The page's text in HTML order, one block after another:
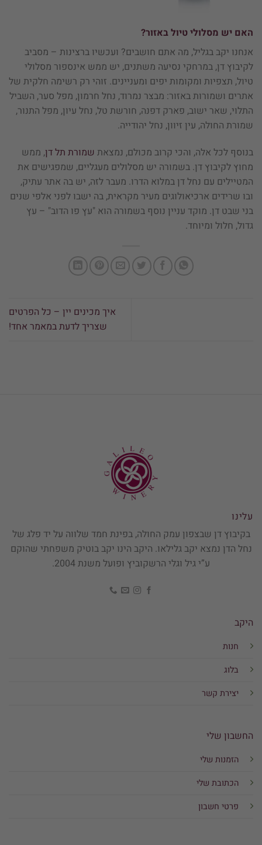
האם יש מסלולי טיול באזור?
אנחנו יקב בגליל, מה אתם חושבים? ועכשיו ברצינות – מסביב
לקיבוץ דן, במרחקי נסיעה משתנים, יש ממש אינספור מסלולי
טיול, תצפיות ומקומות יפים ומעניינים. זוהי רק רשימה חלקית של
אתרים ושמורות באזור: מבצר נמרוד, נחל חרמון, מפל סער, השביל
התלוי, שאר ישוב, פארק דפנה, חורשת טל, נחל עיון, מפל התנור,
שמורת החולה, עין זיוון, נחל יהודייה.
בנוסף לכל אלה, והכי קרוב מכולם, נמצאת שמורת תל דן, ממש
מחוץ לקיבוץ דן. בשמורה יש מסלולים מעגליים, שמפגישים את
המטיילים עם נחל דן במלוא הדרו. מעבר לזה, יש בה אתר עתיק,
ובו שרידים ארכיאולוגים מעיר מקראית, בה ישבו לפני אלפי שנים
בני שבט דן. מוקד עניין נוסף בשמורה הוא "עץ פו הדוב" – עץ
גדול, חלול ומיוחד.
איך מכינים יין – כל הפרטים
שצריך לדעת במאמר אחד!
עלינו
בקיבוץ דן שבצפון עמק החולה, בפינת חמד שלווה על יד פלג של
נחל הדן נמצא יקב גלילאו. היקב הינו יקב בוטיק משפחתי שהוקם
ע”י גיל וגלי הרשקוביץ ופועל משנת 2004.
היקב
חנות
בלוג
יצירת קשר
החשבון שלי
הזמנות שלי
הכתובת שלי
פרטי חשבון